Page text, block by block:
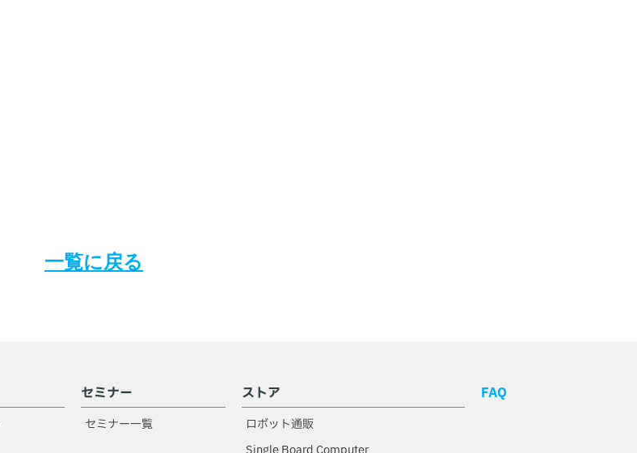
一覧に戻る
セミナー
セミナー一覧
ストア
ロボット通販
FAQ